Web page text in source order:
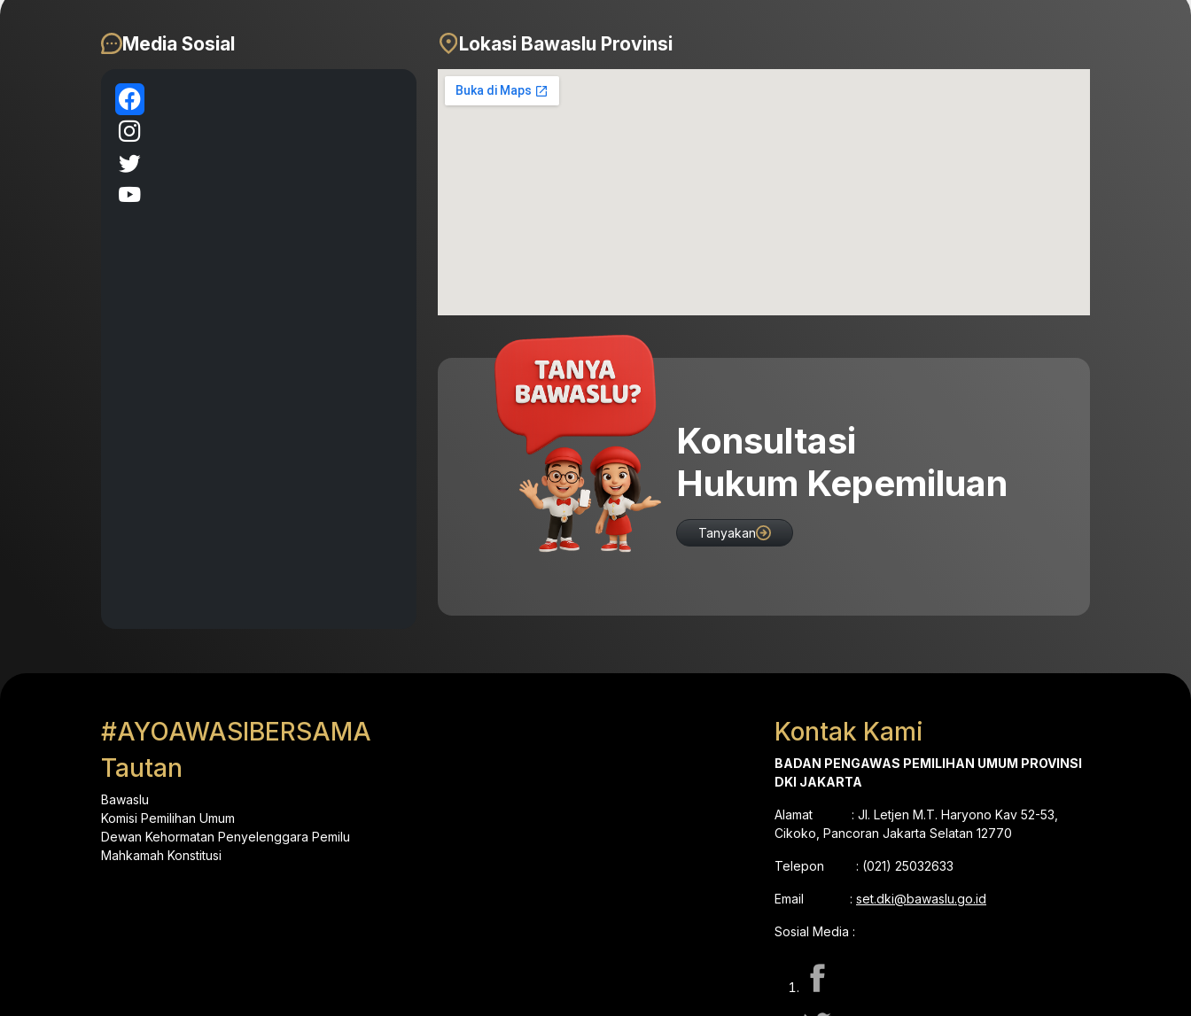
Media Sosial Lokasi Bawaslu Provinsi
Konsultasi
Hukum Kepemiluan
Tanyakan
#AYOAWASIBERSAMA
Tautan
Bawaslu
Komisi Pemilihan Umum
Dewan Kehormatan Penyelenggara Pemilu
Mahkamah Konstitusi
Kontak Kami
BADAN PENGAWAS PEMILIHAN UMUM PROVINSI
DKI JAKARTA
Alamat : Jl. Letjen M.T. Haryono Kav 52-53,
Cikoko, Pancoran Jakarta Selatan 12770
Telepon : (021) 25032633
Email : set.dki@bawaslu.go.id
Sosial Media :